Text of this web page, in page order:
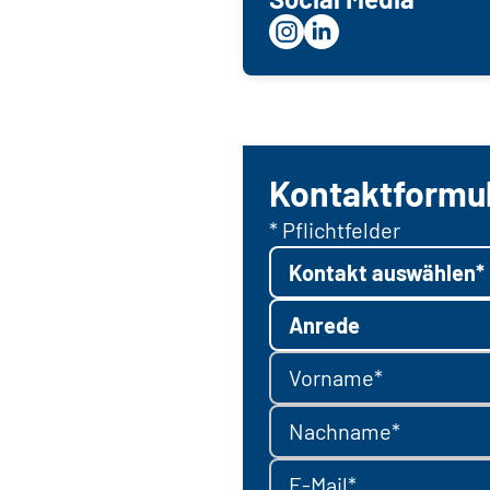
* Pflichtfelder
Kontakt auswählen*
Anrede
Vorname*
Nachname*
E-Mail*